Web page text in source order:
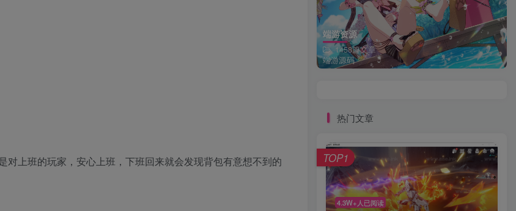
上班的玩家，安心上班，下班回来就会发现背包有意想不到的
端游资源
1458篇文章
端游源码
热门文章
4.3W+人已阅读
TOP1